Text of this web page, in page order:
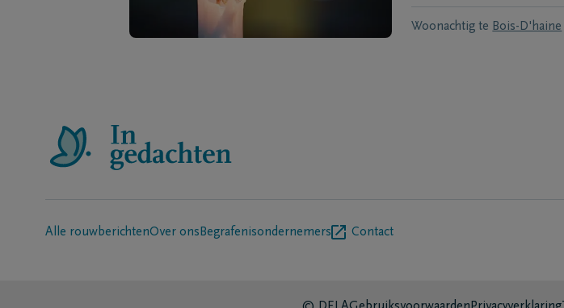
Woonachtig te Bois-D'haine
Alle rouwberichtenOver ons Begrafenisondernemers Contact